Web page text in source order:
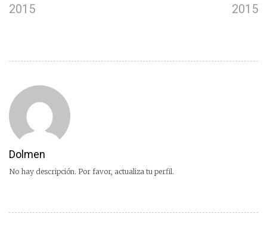
2015
2015
Dolmen
No hay descripción. Por favor, actualiza tu perfil.